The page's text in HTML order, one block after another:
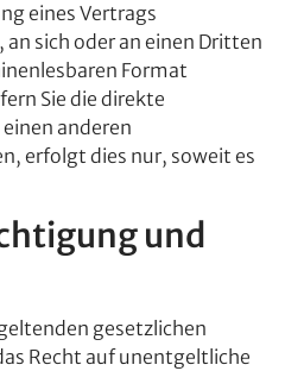
eines Vertrags
sich oder an einen Dritten
Format
Sie die direkte
anderen
erfolgt dies nur, soweit es
und
gesetzlichen
Recht auf unentgeltliche